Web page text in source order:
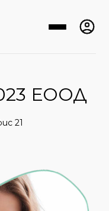
ЕООД
21